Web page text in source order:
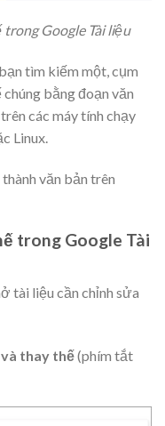
Google Tài liệu
tìm kiếm một, cụm
bằng đoạn văn
các máy tính chạy
Linux.
văn bản trên
trong Google Tài
tài liệu cần chỉnh sửa
thay thế(phím tắt